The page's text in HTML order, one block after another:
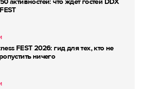
FEST 2026: гид для тех, кто не
ничего